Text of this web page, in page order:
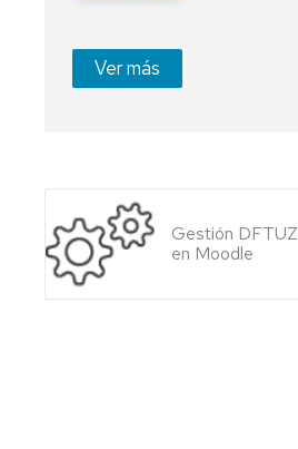
Ver más
Gestión DFTUZ
en Moodle